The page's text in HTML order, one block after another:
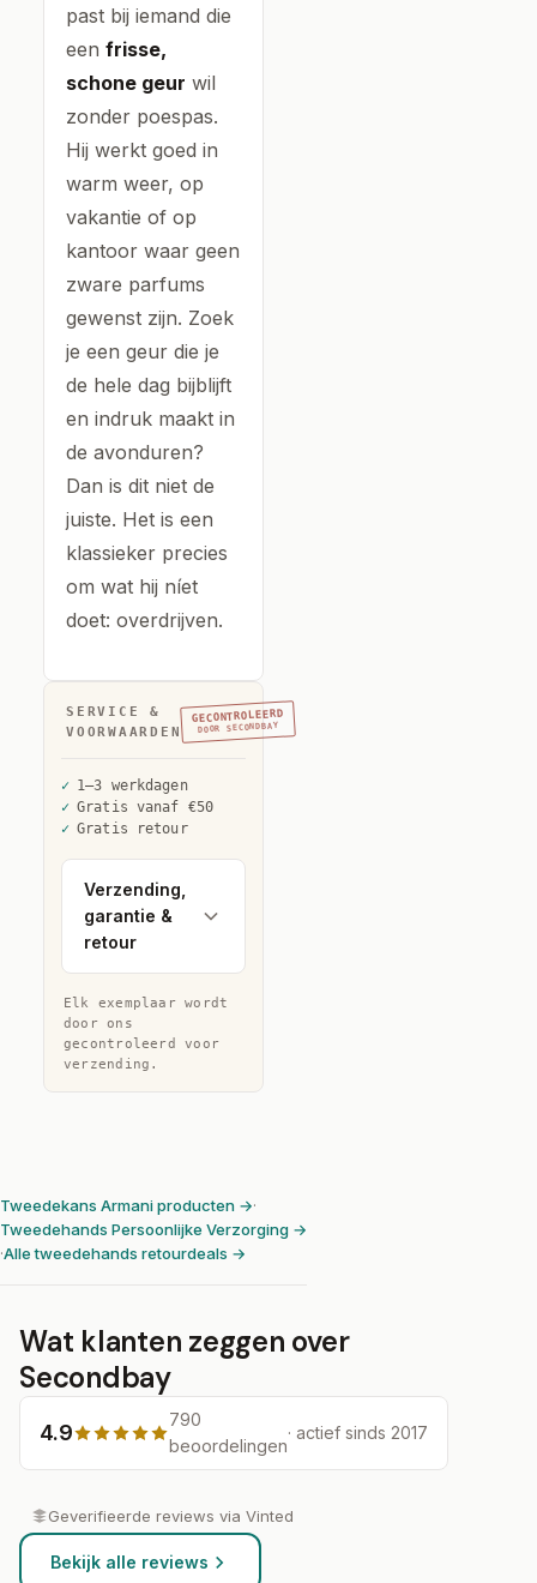
past bij iemand die
een frisse,
schone geur wil
zonder poespas.
Hij werkt goed in
warm weer, op
vakantie of op
kantoor waar geen
zware parfums
gewenst zijn. Zoek
je een geur die je
de hele dag bijblijft
en indruk maakt in
de avonduren?
Dan is dit niet de
juiste. Het is een
klassieker precies
om wat hij níet
doet: overdrijven.
SERVICE &
VOORWAARDEN
GECONTROLEERD
DOOR SECONDBAY
1–3 werkdagen
Gratis vanaf €50
Gratis retour
Verzending,
garantie &
retour
Elk exemplaar wordt
door ons
gecontroleerd voor
verzending.
Tweedekans Armani producten →·
Tweedehands Persoonlijke Verzorging →
·Alle tweedehands retourdeals →
Wat klanten zeggen over
Secondbay
4.9
790
beoordelingen
· actief sinds 2017
Geverifieerde reviews via Vinted
Bekijk alle reviews